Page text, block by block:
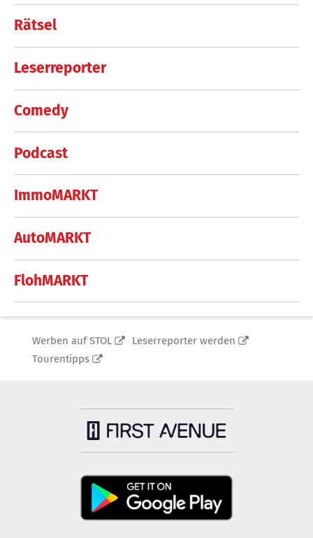
Rätsel
Leserreporter
Comedy
Podcast
ImmoMARKT
AutoMARKT
FlohMARKT
Werben auf STOL
Leserreporter werden
Tourentipps